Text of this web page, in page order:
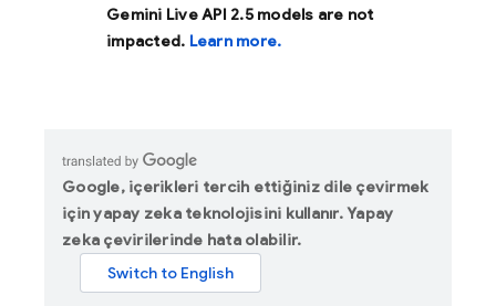
Gemini Live API 2.5 models are not
impacted. Learn more.
Google, içerikleri tercih ettiğiniz dile çevirmek
için yapay zeka teknolojisini kullanır. Yapay
zeka çevirilerinde hata olabilir.